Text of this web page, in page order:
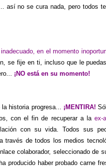
así no se cura nada, pero todos
en el momento
se fije en ti, incluso que le
¡NO está en su momento!
historia progresa... ¡MENTIRA!
con el fin de recuperar a la ex-
con su vida. Todos sus
través de todos los medios
colaborador, seleccionado de
producido haber probado carne